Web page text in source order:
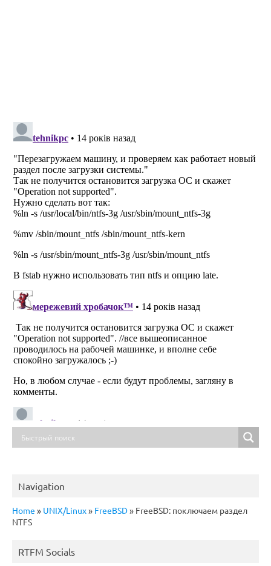
Navigation
Home » UNIX/Linux» FreeBSD» FreeBSD: поключаем раздел
NTFS
RTFM Socials